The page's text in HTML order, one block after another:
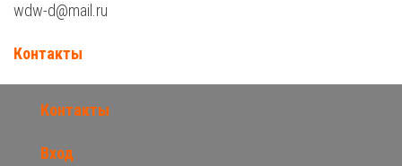
wdw-d@mail.ru
Контакты
Контакты
Вход